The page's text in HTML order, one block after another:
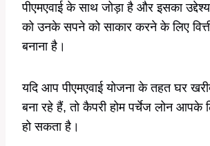
पीएमएवाई के साथ जोड़ा है और इसका
को उनके सपने को साकार करने के लिए
बनाना है।
यदि आप पीएमएवाई योजना के तहत घर
बना रहे हैं, तो कैपरी होम पर्चेज लोन आपके
हो सकता है।